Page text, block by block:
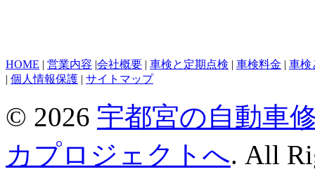
HOME | 営業内容 |会社概要 | 車検と定期点検 | 車検料金 | 車検
| 個人情報保護 | サイトマップ
© 2026 宇都宮の自動車
カプロジェクトへ. All